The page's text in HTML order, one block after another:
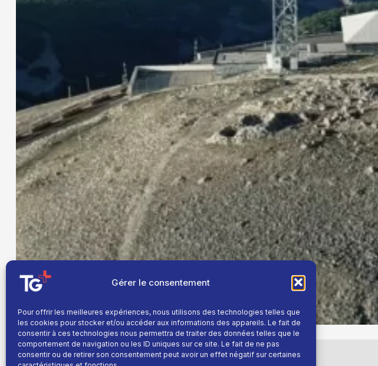
Gérer le consentement
Pour offrir les meilleures expériences, nous utilisons des technologies telles que
les cookies pour stocker et/ou accéder aux informations des appareils. Le fait de
consentir à ces technologies nous permettra de traiter des données telles que le
comportement de navigation ou les ID uniques sur ce site. Le fait de ne pas
consentir ou de retirer son consentement peut avoir un effet négatif sur certaines